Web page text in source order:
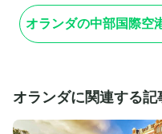
オランダの中部国際空
オランダに関連する記